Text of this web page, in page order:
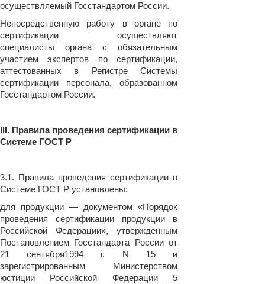
осуществляемый Госстандартом России.
Непосредственную работу в органе по
сертификации осуществляют
специалисты органа с обязательным
участием экспертов по сертификации,
аттестованных в Регистре Системы
сертификации персонала, образованном
Госстандартом России.
III. Правила проведения сертификации в
Системе ГОСТ Р
3.1. Правила проведения сертификации в
Системе ГОСТ Р установлены:
для продукции — документом «Порядок
проведения сертификации продукции в
Российской Федерации», утвержденным
Постановлением Госстандарта России от
21 сентября1994 г. N 15 и
зарегистрированным Министерством
юстиции Российской Федерации 5